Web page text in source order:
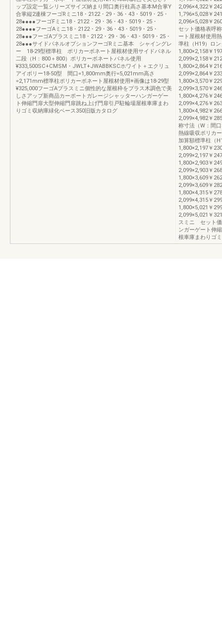
ップ設定一覧シリーズサイズ納まり間口奥行柱高さ基本M合掌Y
合掌縦2連棟フーゴRミニ18・2122・29・36・43・5019・25・
28●●●●フーゴFミニ18・2122・29・36・43・5019・25・
28●●●●フーゴAミニ18・2122・29・36・43・5019・25・
28●●●フーゴAプラスミニ18・2122・29・36・43・5019・25・
28●●●サイドパネルオプションフーゴRミニ基本 シャイングレ
ー 18-29型標準柱 ポリカーボネート屋根材使用サイドパネル
二段（H：800＋800）ポリカーボネートパネル使用
¥333,500SC+CMSM・JWLT+JWABBKSCホワイト＋エクリュ
アイボリー18-50型 間口=1,800mm奥行=5,021mm高さ
=2,171mm標準柱ポリカーボネート屋根材使用※画像は18-29型
¥325,000フーゴAプラスミニ個性的な屋根枠をプラス木調色で美
しさアップ新商品カーポートガレージシャッターハンガーゲー
ト伸縮門扉大型伸縮門扉跳ね上げ門扉引戸駐輪場屋根車庫まわ
りゴミ収納庫緑化ベース350旧版カタログ
2,096×4,322￥
1,796×5,028￥
2,096×5,028￥
セット価格表呼
ート屋根材使用
準柱（H19）ロ
1,800×2,158￥
2,099×2,158￥
1,800×2,864￥
2,099×2,864￥
1,800×3,570￥
2,099×3,570￥
1,800×4,276￥
2,099×4,276￥
1,800×4,982￥
2,099×4,982￥
称寸法（W：間
熱線吸収ポリカ
加算額標準柱（
1,800×2,197￥
2,099×2,197￥
1,800×2,903￥
2,099×2,903￥
1,800×3,609￥
2,099×3,609￥
1,800×4,315￥
2,099×4,315￥
1,800×5,021￥
2,099×5,021￥
スミニ セット価
ンガーゲート伸
根車庫まわりゴ